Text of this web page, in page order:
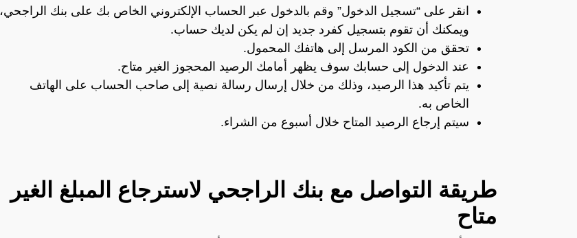
انقر على “تسجيل الدخول” وقم بالدخول عبر الحساب الإلكتروني الخاص بك على بنك الراجحي،
ويمكنك أن تقوم بتسجيل كفرد جديد إن لم يكن لديك حساب.
تحقق من الكود المرسل إلى هاتفك المحمول.
عند الدخول إلى حسابك سوف يظهر أمامك الرصيد المحجوز الغير متاح.
يتم تأكيد هذا الرصيد، وذلك من خلال إرسال رسالة نصية إلى صاحب الحساب على الهاتف
الخاص به.
سيتم إرجاع الرصيد المتاح خلال أسبوع من الشراء.
طريقة التواصل مع بنك الراجحي لاسترجاع المبلغ الغير
متاح